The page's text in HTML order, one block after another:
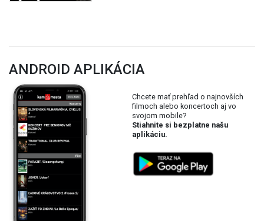
ANDROID APLIKÁCIA
Chcete mať prehľad o najnovších
filmoch alebo koncertoch aj vo
svojom mobile?
Stiahnite si bezplatne našu
aplikáciu.